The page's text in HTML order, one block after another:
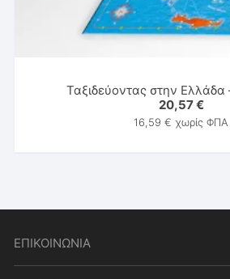
Ταξιδεύοντας στην
20,57€
16,59€ χωρίς ΦΠΑ
ΕΠΙΚΟΙΝΩΝΙΑ